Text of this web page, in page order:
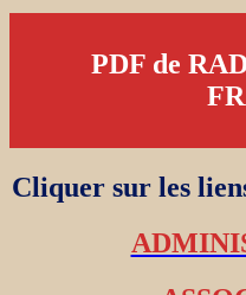
PDF de
Cliquer sur les